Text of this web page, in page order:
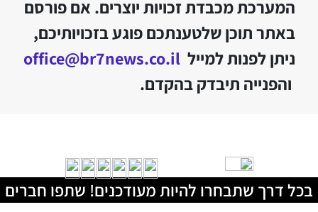
המערכת מכבדת זכויות יוצרים. אם פורסם
באתר תוכן שלטענתכם פוגע בזכויותיכם,
ניתן לפנות למייל office@br7news.co.il
והפנייה תיבדק בהקדם.
בכל דרך שתבחרו להיות מעודכנים! שתפו חברים